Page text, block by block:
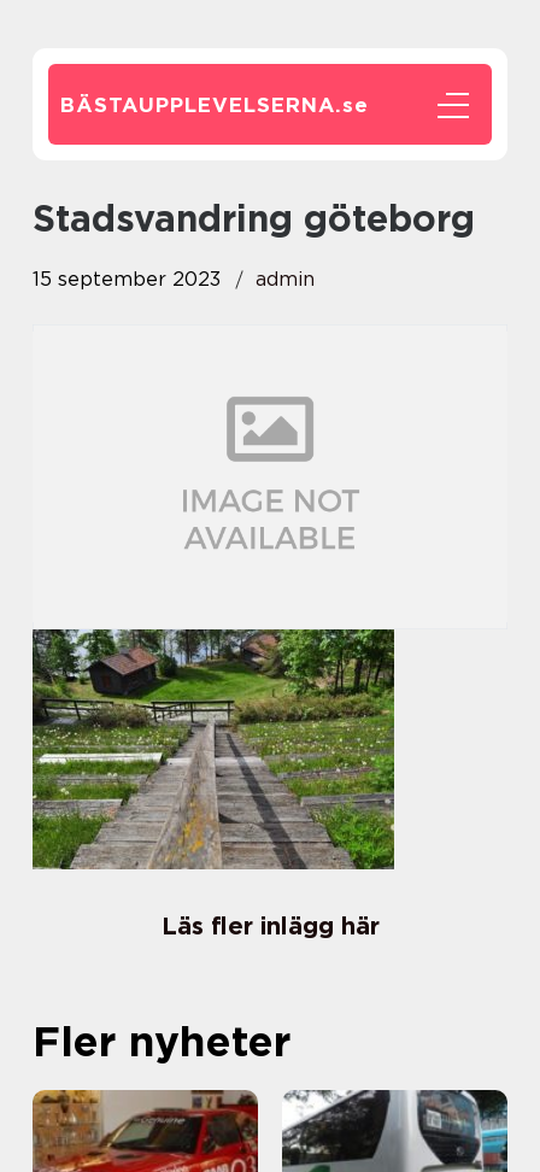
BÄSTAUPPLEVELSERNA.se
stadsvandring göteborg
15 september 2023 admin
Läs fler inlägg här
Fler nyheter